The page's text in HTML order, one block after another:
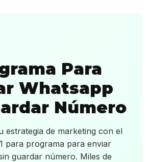
Para
Whatsapp
Número
estrategia de marketing con el
para programa para enviar
guardar número. Miles de